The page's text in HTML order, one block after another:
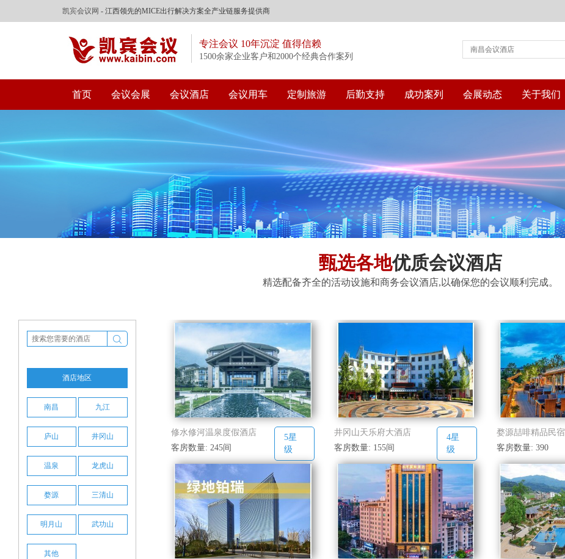
凯宾会议网 - 江西领先的MICE出行解决方案全产业链服务提供商
专注会议 10年沉淀 值得信赖
1500余家企业客户和2000个经典合作案列
首页 会议会展 会议酒店 会议用车 定制旅游 后勤支持 成功案列 会展动态 关于我们
甄选各地优质会议酒店
精选配备齐全的活动设施和商务会议酒店,以确保您的会议顺利完成。

酒店地区
南昌 九江
庐山 井冈山
温泉 龙虎山
婺源 三清山
明月山 武功山
其他
修水修河温泉度假酒店
客房数量: 245间
5星
级
井冈山天乐府大酒店
客房数量: 155间
4星
级
婺源喆啡精品民宿
客房数量: 390